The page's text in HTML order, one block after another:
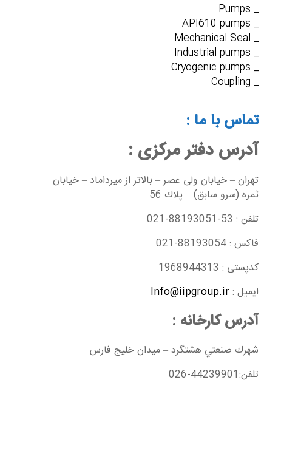
_ Pumps
_ API610 pumps
_ Mechanical Seal
_ Industrial pumps
_ Cryogenic pumps
_ Coupling
تماس با ما :
آدرس دفتر مرکزی :
تهران – خيابان ولی عصر – بالاتر از میرداماد – خیابان
ثمره (سرو سابق) – پلاك 56
تلفن : 53-88193051-021
فاكس : 88193054-021
کدپستی : 1968944313
ایمیل :Info@iipgroup.ir
آدرس کارخانه :
شهرك صنعتي هشتگرد – میدان خلیج فارس
تلفن:44239901-026